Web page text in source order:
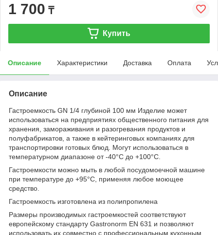
1 700 ₸
Купить
Описание Характеристики Доставка Оплата
Описание
Гастроемкость GN 1/4 глубиной 100 мм Изделие может
использоваться на предприятиях общественного питания для
хранения, замораживания и разогревания продуктов и
полуфабрикатов, а также в кейтеринговых компаниях для
транспортировки готовых блюд. Могут использоваться в
температурном диапазоне от -40°С до +100°С.
Гастроемкости можно мыть в любой посудомоечной машине
при температуре до +95°С, применяя любое моющее
средство.
Гастроемкость изготовлена из полипропилена
Размеры производимых гастроемкостей соответствуют
европейскому стандарту Gastronorm EN 631 и позволяют
использовать их совместно с профессиональным кухонным